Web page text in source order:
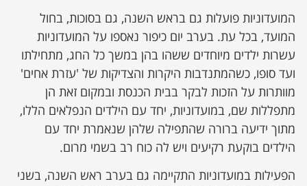
המועדוניות פועלות גם בראש השנה, גם בסוכות, בחול
המועד, בכל עת. בערב יום כיפור נאספו על המועדוניות
עשרות ילדים מיוחדים ששהו בהן במשך כל החג, מתחילתו
ועד סופו, כשהמתנדבות היקרות והצדיקות של 'עזרת אחים'
מוותרות על הזכות לבקר בבית הכנסת ובמקום זאת הן
מתפללות שם, במועדוניות, יחד עם הילדים הנפלאים הללו,
מתוך ידיעה ברורה שהתפילה שלהן שנאמרת יחד עם
הילדים בוקעת רקיעים ויש לה כוח רב בשמי מרום.
הפעילות במועדוניות התקיימה גם בערב ראש השנה, בשני